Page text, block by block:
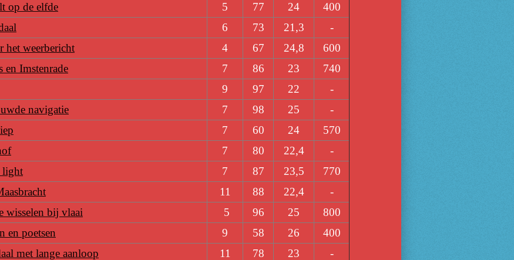
op de elfde 5 77 24 400
6 73 21,3 -
het weerbericht 4 67 24,8 600
en Imstenrade 7 86 23 740
9 97 22 -
navigatie 7 98 25 -
7 60 24 570
7 80 22,4 -
light 7 87 23,5 770
11 88 22,4 -
wisselen bij vlaai 5 96 25 800
en poetsen 9 58 26 400
met lange aanloop 11 78 23 -